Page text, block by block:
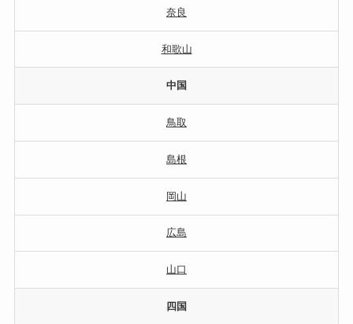
奈良
和歌山
中国
鳥取
島根
岡山
広島
山口
四国